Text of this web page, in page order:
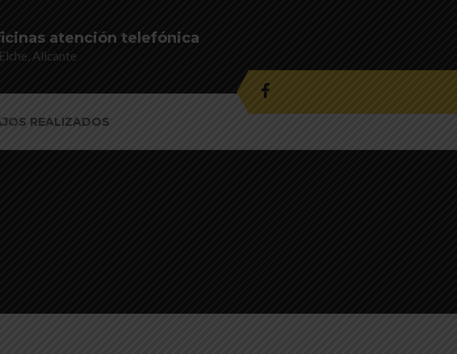
atención telefónica
Alicante
REALIZADOS